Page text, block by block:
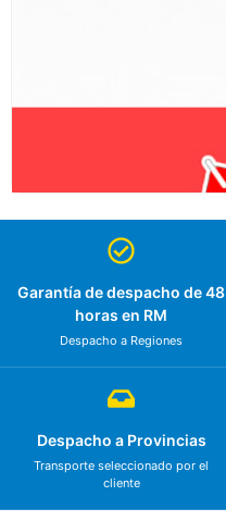
Garantía de despacho de 48
horas en RM
Despacho a Regiones
Despacho a Provincias
Transporte seleccionado por el
cliente